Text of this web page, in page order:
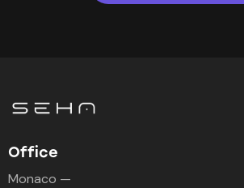
Office
Monaco —